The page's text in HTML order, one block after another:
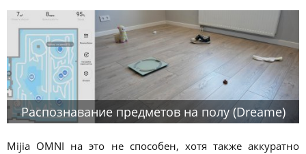
Распознавание предметов на полу (Dreame)
Mijia OMNI на это не способен, хотя также аккуратно